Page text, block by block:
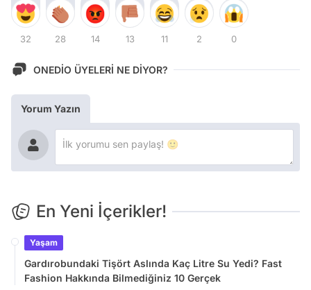
32 28 14 13 11 2 0
ONEDİO ÜYELERİ NE DİYOR?
Yorum Yazın
En Yeni İçerikler!
Yaşam
Gardırobundaki Tişört Aslında Kaç Litre Su Yedi? Fast
Fashion Hakkında Bilmediğiniz 10 Gerçek